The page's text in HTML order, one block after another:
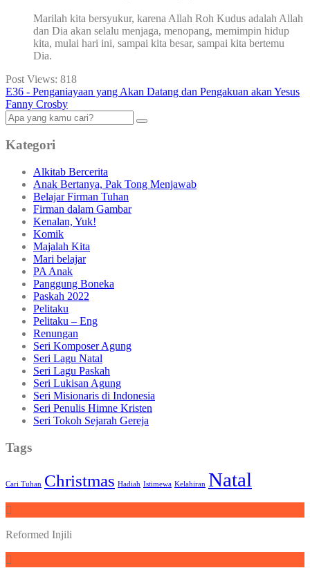
Marilah kita bersyukur, karena Allah Roh Kudus adalah Allah
dan Dia akan selalu menjaga, menopang, memimpin hidup
kita, mulai hari ini, sampai kita besar, sampai kita bertemu
Dia.
Post Views: 818
E36 - Penganiayaan yang Akan Datang dan Pengakuan akan Yesus
Fanny Crosby
Kategori
Alkitab Bercerita
Anak Bertanya, Pak Tong Menjawab
Belajar Firman Tuhan
Firman dalam Gambar
Kenalan, Yuk!
Komik
Majalah Kita
Mari belajar
PA Anak
Panggung Boneka
Paskah 2022
Pelitaku
Pelitaku – Eng
Renungan
Seri Komposer Agung
Seri Lagu Natal
Seri Lagu Paskah
Seri Lukisan Agung
Seri Misionaris di Indonesia
Seri Penulis Himne Kristen
Seri Tokoh Sejarah Gereja
Tags
Cari Tuhan Christmas Hadiah Istimewa Kelahiran Natal
Reformed Injili